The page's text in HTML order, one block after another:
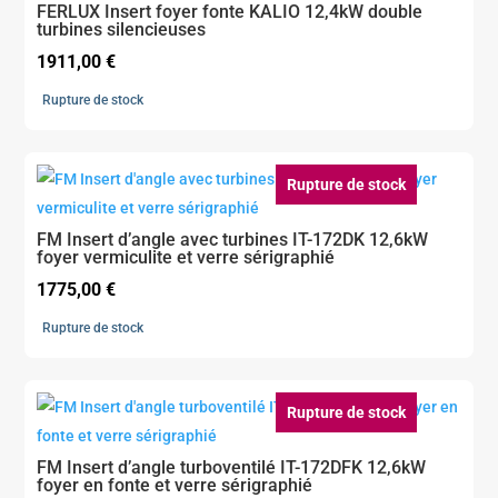
FERLUX Insert foyer fonte KALIO 12,4kW double
turbines silencieuses
1911,00€
Rupture de stock
Rupture de stock
FM Insert d’angle avec turbines IT-172DK 12,6kW
foyer vermiculite et verre sérigraphié
1775,00€
Rupture de stock
Rupture de stock
FM Insert d’angle turboventilé IT-172DFK 12,6kW
foyer en fonte et verre sérigraphié